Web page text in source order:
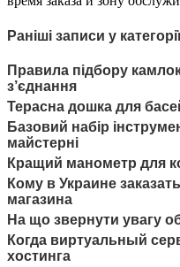
Раніші записи у
Правила підбору
з’єднання
Терасна дошка для
Базовий набір
майстерні
Кращий манометр для
Кому в Украине
магазина
На що звернути увагу
Когда виртуальный
хостинга